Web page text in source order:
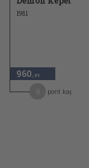
1981
960 ,-Ft
pont kapható